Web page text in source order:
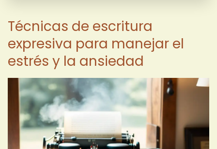
Técnicas de escritura
expresiva para manejar el
estrés y la ansiedad